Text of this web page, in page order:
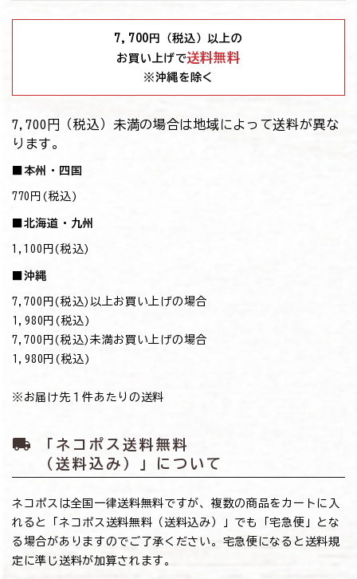
7,700 円（税込）以上の
お買い上げで送料無料
※沖縄を除く
7,700円（税込）未満の場合は地域によって送料が異な
ります。
■本州・四国
770円(税込)
■北海道・九州
1,100円(税込)
■沖縄
7,700円(税込)以上お買い上げの場合
→1,980円(税込)
7,700円(税込)未満お買い上げの場合
→1,980円(税込)
※お届け先１件あたりの送料
local_shipping
「ネコポス送料無料
（送料込み）」について
ネコポスは全国一律送料無料ですが、複数の商品をカートに入
れると「ネコポス送料無料（送料込み）」でも「宅急便」とな
る場合がありますのでご了承ください。宅急便になると送料規
定に準じ送料が加算されます。